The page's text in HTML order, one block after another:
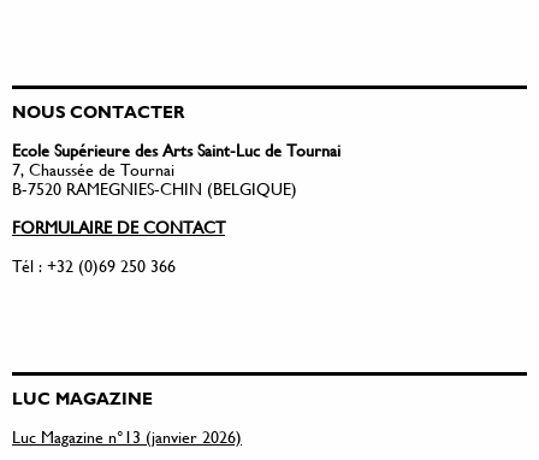
NOUS CONTACTER
Ecole Supérieure des Arts Saint-Luc de Tournai
7, Chaussée de Tournai
B-7520 RAMEGNIES-CHIN (BELGIQUE)
FORMULAIRE DE CONTACT
Tél : +32 (0)69 250 366
LUC MAGAZINE
Luc Magazine n°13 (janvier 2026)